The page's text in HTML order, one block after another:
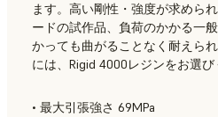
ます。高い剛性・強度が求めら
ードの試作品、負荷のかかる一
かっても曲がることなく耐えら
には、Rigid 4000レジンをお選び
• 最大引張強さ 69MPa